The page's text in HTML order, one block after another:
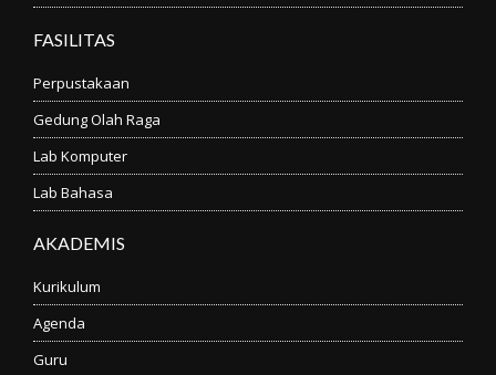
FASILITAS
Perpustakaan
Gedung Olah Raga
Lab Komputer
Lab Bahasa
AKADEMIS
Kurikulum
Agenda
Guru